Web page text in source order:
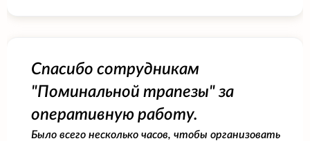
Спасибо сотрудникам
"Поминальной трапезы" за
оперативную работу.
Было всего несколько часов, чтобы организовать